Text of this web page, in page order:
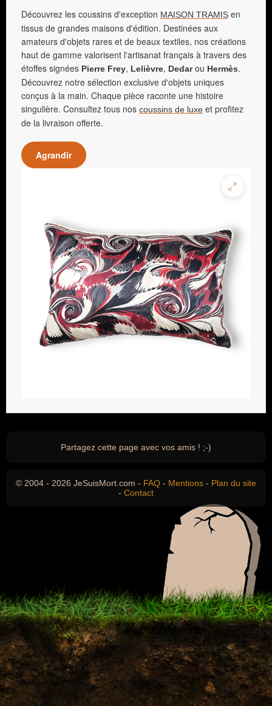
Découvrez les coussins d'exception MAISON TRAMIS en
tissus de grandes maisons d'édition. Destinées aux
amateurs d'objets rares et de beaux textiles, nos créations
haut de gamme valorisent l'artisanat français à travers des
étoffes signées Pierre Frey, Lelièvre, Dedarou Hermès.
Découvrez notre sélection exclusive d'objets uniques
conçus à la main. Chaque pièce raconte une histoire
singulière. Consultez tous nos coussins de luxe et profitez
de la livraison offerte.
Agrandir
Partagez cette page avec vos amis ! ;-)
© 2004 - 2026 JeSuisMort.com - FAQ - Mentions - Plan du site
- Contact